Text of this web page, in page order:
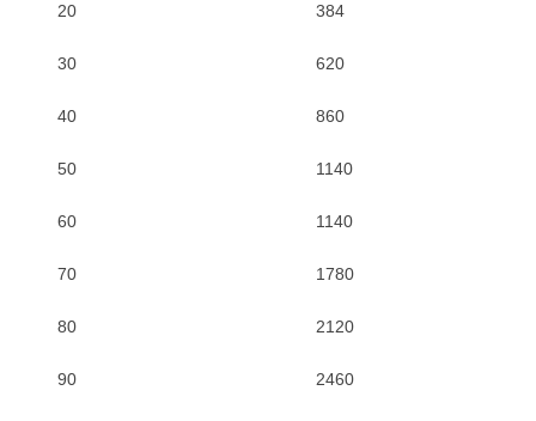
20 384
30 620
40 860
50 1140
60 1140
70 1780
80 2120
90 2460